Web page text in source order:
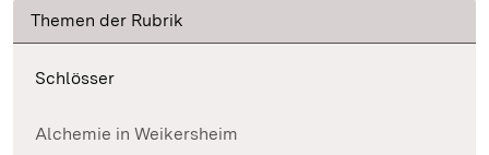
Themen der Rubrik
Schlösser
Alchemie in Weikersheim